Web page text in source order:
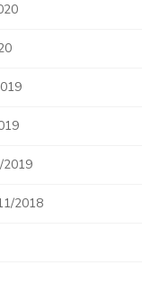
2019
2018